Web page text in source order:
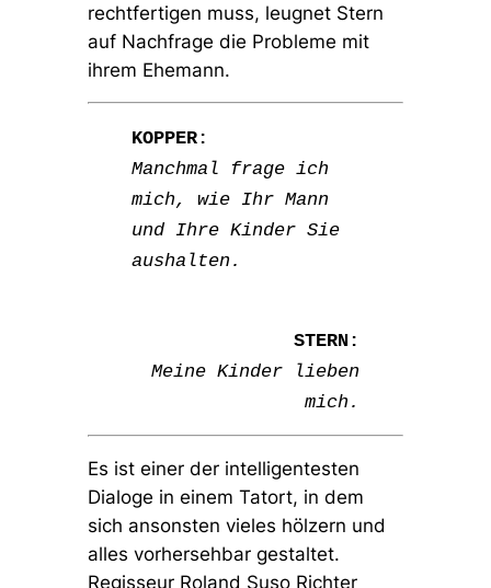
rechtfertigen muss, leugnet Stern
auf Nachfrage die Probleme mit
ihrem Ehemann.
KOPPER:
Manchmal frage ich
mich, wie Ihr Mann
und Ihre Kinder Sie
aushalten.
STERN:
Meine Kinder lieben
mich.
Es ist einer der intelligentesten
Dialoge in einem Tatort, in dem
sich ansonsten vieles hölzern und
alles vorhersehbar gestaltet.
Regisseur Roland Suso Richter